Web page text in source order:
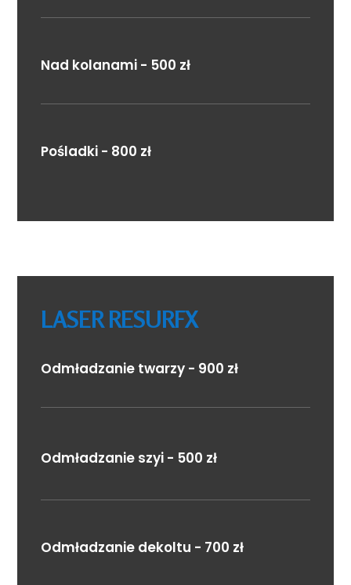
Nad kolanami - 500 zł
Pośladki - 800 zł
LASER RESURFX
Odmładzanie twarzy - 900 zł
Odmładzanie szyi - 500 zł
Odmładzanie dekoltu - 700 zł